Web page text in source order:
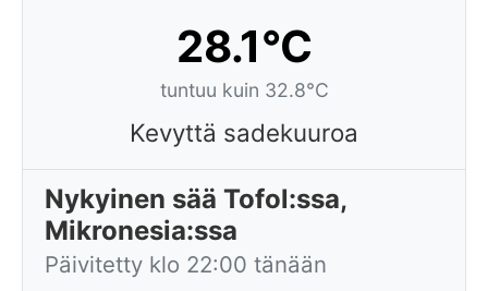
28.1°C
tuntuu kuin 32.8°C
Kevyttä sadekuuroa
Nykyinen sää Tofol:ssa,
Mikronesia:ssa
Päivitetty klo 22:00 tänään